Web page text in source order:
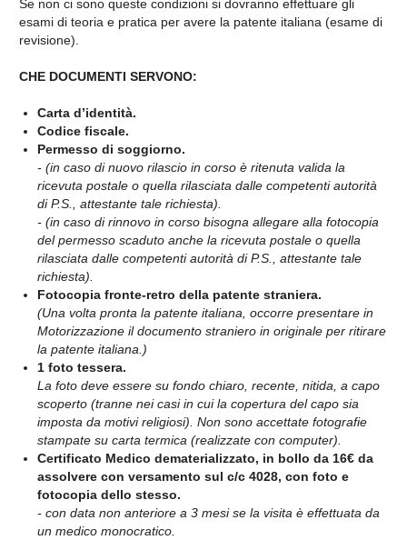
Se non ci sono queste condizioni si dovranno effettuare gli
esami di teoria e pratica per avere la patente italiana (esame di
revisione).
CHE DOCUMENTI SERVONO:
Carta d’identità.
Codice fiscale.
Permesso di soggiorno.
- (in caso di nuovo rilascio in corso è ritenuta valida la
ricevuta postale o quella rilasciata dalle competenti autorità
di P.S., attestante tale richiesta).
- (in caso di rinnovo in corso bisogna allegare alla fotocopia
del permesso scaduto anche la ricevuta postale o quella
rilasciata dalle competenti autorità di P.S., attestante tale
richiesta).
Fotocopia fronte-retro della patente straniera.
(Una volta pronta la patente italiana, occorre presentare in
Motorizzazione il documento straniero in originale per ritirare
la patente italiana.)
1 foto tessera.
La foto deve essere su fondo chiaro, recente, nitida, a capo
scoperto (tranne nei casi in cui la copertura del capo sia
imposta da motivi religiosi). Non sono accettate fotografie
stampate su carta termica (realizzate con computer).
Certificato Medico dematerializzato, in bollo da 16€ da
assolvere con versamento sul c/c 4028, con foto e
fotocopia dello stesso.
- con data non anteriore a 3 mesi se la visita è effettuata da
un medico monocratico.